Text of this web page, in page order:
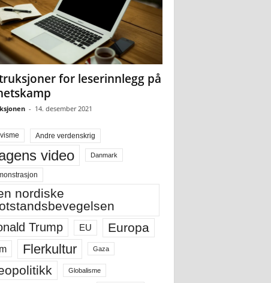
for leserinnlegg på
- 14. desember 2021
Andre verdenskrig
video Danmark
nordiske
Trump EU Europa
Flerkultur Gaza
Globalisme